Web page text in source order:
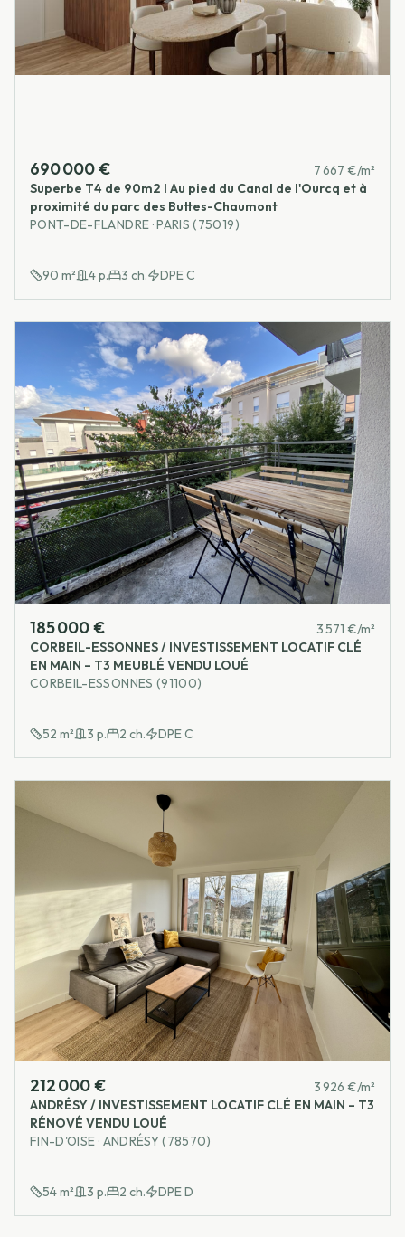
690 000 €
7 667 €/m²
Superbe T4 de 90m2 I Au pied du Canal de l'Ourcq et à
proximité du parc des Buttes-Chaumont
PONT-DE-FLANDRE · PARIS (75019)
90 m² 4p. 3 ch. DPEC
185 000 €
3 571 €/m²
CORBEIL-ESSONNES / INVESTISSEMENT LOCATIF CLÉ
EN MAIN – T3 MEUBLÉ VENDU LOUÉ
CORBEIL-ESSONNES (91100)
52 m² 3 p. 2 ch. DPEC
212 000 €
3 926 €/m²
ANDRÉSY / INVESTISSEMENT LOCATIF CLÉ EN MAIN – T3
RÉNOVÉ VENDU LOUÉ
FIN-D'OISE · ANDRÉSY (78570)
54m² 3 p. 2 ch. DPED